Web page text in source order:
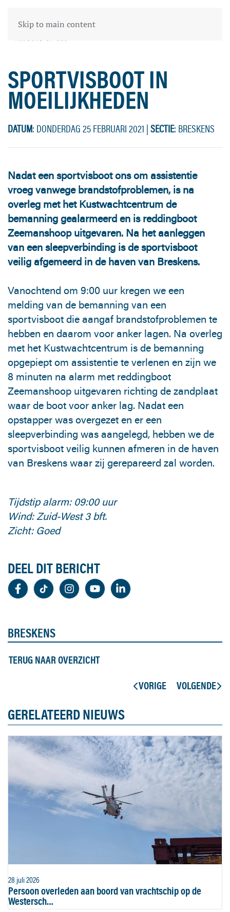
Skip to main content
SPORTVISBOOT IN
MOEILIJKHEDEN
DATUM: DONDERDAG 25 FEBRUARI 2021 |SECTIE: BRESKENS
Nadat een sportvisboot ons om assistentie
vroeg vanwege brandstofproblemen, is na
overleg met het Kustwachtcentrum de
bemanning gealarmeerd en is reddingboot
Zeemanshoop uitgevaren. Na het aanleggen
van een sleepverbinding is de sportvisboot
veilig afgemeerd in de haven van Breskens.
Vanochtend om 9:00 uur kregen we een
melding van de bemanning van een
sportvisboot die aangaf brandstofproblemen te
hebben en daarom voor anker lagen. Na overleg
met het Kustwachtcentrum is de bemanning
opgepiept om assistentie te verlenen en zijn we
8 minuten na alarm met reddingboot
Zeemanshoop uitgevaren richting de zandplaat
waar de boot voor anker lag. Nadat een
opstapper was overgezet en er een
sleepverbinding was aangelegd, hebben we de
sportvisboot veilig kunnen afmeren in de haven
van Breskens waar zij gerepareerd zal worden.
Tijdstip alarm: 09:00 uur
Wind: Zuid-West 3 bft.
Zicht: Goed
DEEL DIT BERICHT
BRESKENS
TERUG NAAR OVERZICHT
VORIGE
VOLGENDE
GERELATEERD NIEUWS
28 juli 2026
Persoon overleden aan boord van vrachtschip op de
Westersch…